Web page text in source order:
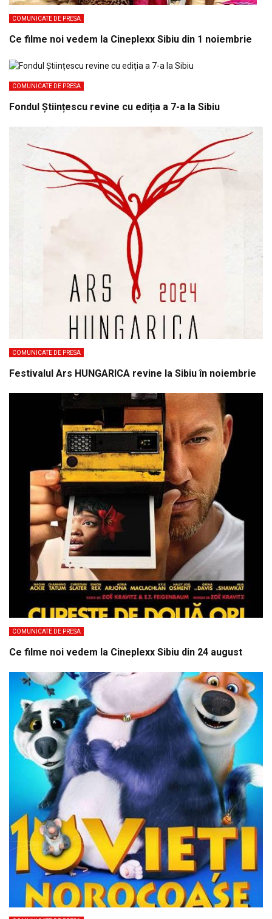
COMUNICATE DE PRESA
Ce filme noi vedem la Cineplexx Sibiu din 1 noiembrie
COMUNICATE DE PRESA
Fondul Științescu revine cu ediția a 7-a la Sibiu
COMUNICATE DE PRESA
Festivalul Ars HUNGARICA revine la Sibiu în noiembrie
COMUNICATE DE PRESA
Ce filme noi vedem la Cineplexx Sibiu din 24 august